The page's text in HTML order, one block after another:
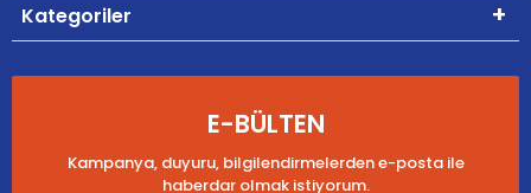
Kategoriler
E-BÜLTEN
Kampanya, duyuru, bilgilendirmelerden e-posta ile
haberdar olmak istiyorum.